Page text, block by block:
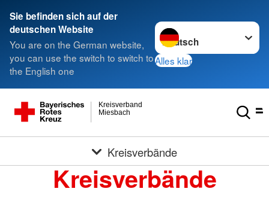
Sie befinden sich auf der
deutschen Website
You are on the German website,
you can use the switch to switch to
the English one
Sprache wechseln zu
Alles klar
Miesbach
Kreisverband
Kreisverbände
Kreisverbände